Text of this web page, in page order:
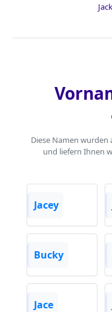
Diese Namen wurden
und liefern Ihnen
Jacey
Bucky
Jace